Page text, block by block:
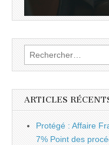
Rechercher :
ARTICLES
Protégé : Affaire
7% Point des